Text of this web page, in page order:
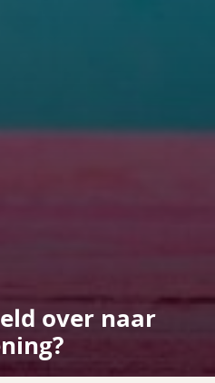
over naar